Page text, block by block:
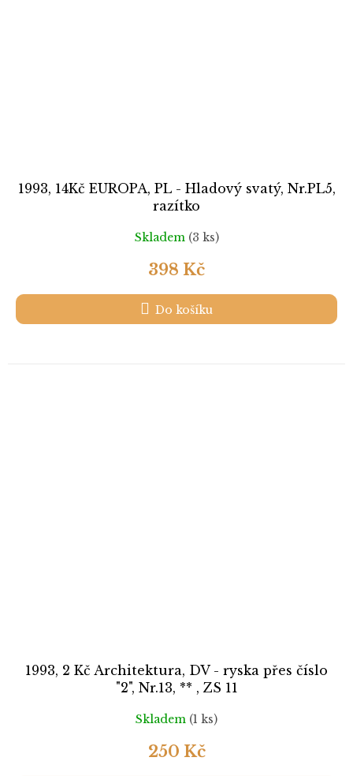
1993, 14Kč EUROPA, PL - Hladový svatý, Nr.PL5,
razítko
Skladem (3 ks)
398 Kč
Do košíku
1993, 2 Kč Architektura, DV - ryska přes číslo
"2", Nr.13, ** , ZS 11
Skladem (1 ks)
250 Kč